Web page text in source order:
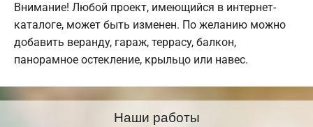
Внимание! Любой проект, имеющийся в интернет-
каталоге, может быть изменен. По желанию можно
добавить веранду, гараж, террасу, балкон,
панорамное остекление, крыльцо или навес.
Наши работы